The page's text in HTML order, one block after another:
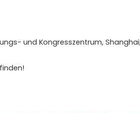
und Kongresszentrum,